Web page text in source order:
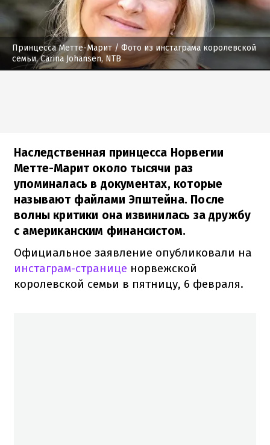
Принцесса Метте-Марит/ Фото из инстаграма королевской
семьи, Carina Johansen, NTB
Наследственная принцесса Норвегии
Метте-Марит около тысячи раз
упоминалась в документах, которые
называют файлами Эпштейна. После
волны критики она извинилась за дружбу
с американским финансистом.
Официальное заявление опубликовали на
инстаграм-странице норвежской
королевской семьи в пятницу, 6 февраля.